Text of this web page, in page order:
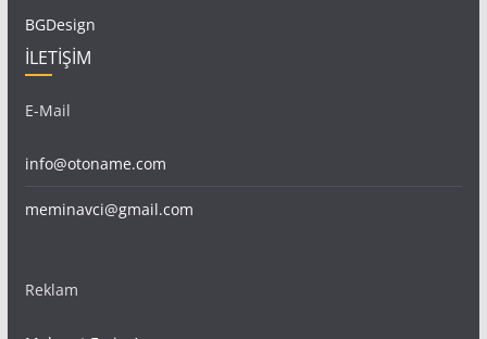
BGDesign
İLETİŞİM
E-Mail
info@otoname.com
meminavci@gmail.com
Reklam